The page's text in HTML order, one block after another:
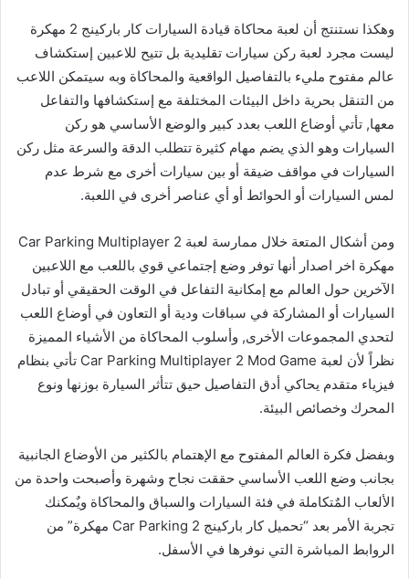
وهكذا نستنتج أن لعبة محاكاة قيادة السيارات كار باركينج 2 مهكرة
ليست مجرد لعبة ركن سيارات تقليدية بل تتيح للاعبين إستكشاف
عالم مفتوح مليء بالتفاصيل الواقعية والمحاكاة وبه سيتمكن اللاعب
من التنقل بحرية داخل البيئات المختلفة مع إستكشافها والتفاعل
معها, تأتي أوضاع اللعب بعدد كبير والوضع الأساسي هو ركن
السيارات وهو الذي يضم مهام كثيرة تتطلب الدقة والسرعة مثل ركن
السيارات في مواقف ضيقة أو بين سيارات أخرى مع شرط عدم
لمس السيارات أو الحوائط أو أي عناصر أخرى في اللعبة.
ومن أشكال المتعة خلال ممارسة لعبة Car Parking Multiplayer 2
مهكرة اخر اصدار أنها توفر وضع إجتماعي قوي باللعب مع اللاعبين
الآخرين حول العالم مع إمكانية التفاعل في الوقت الحقيقي أو تبادل
السيارات أو المشاركة في سباقات ودية أو التعاون في أوضاع اللعب
لتحدي المجموعات الأخرى, وأسلوب المحاكاة من الأشياء المميزة
نظراً لأن لعبة Car Parking Multiplayer 2 Mod Game تأتي بنظام
فيزياء متقدم يحاكي أدق التفاصيل حيق تتأثر السيارة بوزنها ونوع
المحرك وخصائص البيئة.
وبفضل فكرة العالم المفتوح مع الإهتمام بالكثير من الأوضاع الجانبية
بجانب وضع اللعب الأساسي حققت نجاح وشهرة وأصبحت واحدة من
الألعاب المٌتكاملة في فئة السيارات والسباق والمحاكاة ويٌمكنك
تجربة الأمر بعد “تحميل كار باركينج Car Parking 2 مهكرة” من
الروابط المباشرة التي نوفرها في الأسفل.